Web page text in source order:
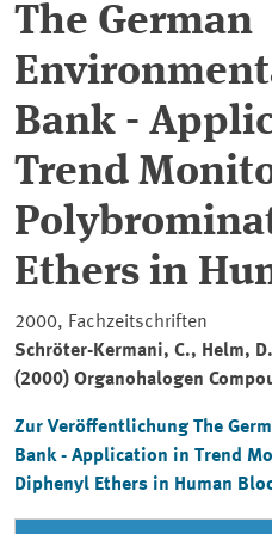
The German
Bank -
Trend
Ethers in
2000, Fachzeitschriften
Schröter-Kermani, C., Helm,
(2000) Organohalogen
Zur Veröffentlichung The
Bank - Application in Trend
Diphenyl Ethers in Human